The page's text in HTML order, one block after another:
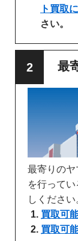
ト買取
さい。
最
最寄りのヤ
を行って
しください
買取可
買取可